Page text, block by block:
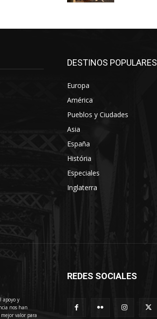
DESTINOS POPULARES
Europa
América
Pueblos y Ciudades
Asia
España
História
Especiales
Inglaterra
apoyo y
nos han
valor para
REDES SOCIALES